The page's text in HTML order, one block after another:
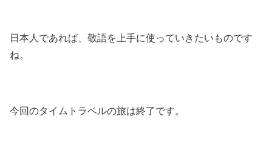
日本人であれば、敬語を上手に使っていきたいものです
ね。
今回のタイムトラベルの旅は終了です。